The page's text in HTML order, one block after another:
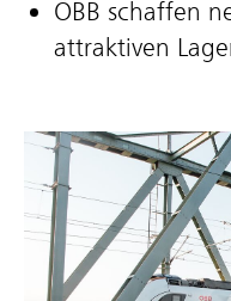
ÖBB schaffen
attraktiven